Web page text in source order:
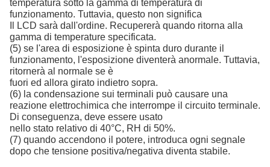
temperatura sotto la gamma di temperatura di
funzionamento. Tuttavia, questo non significa
Il LCD sarà dall'ordine. Recupererà quando ritorna alla
gamma di temperature specificata.
(5) se l'area di esposizione è spinta duro durante il
funzionamento, l'esposizione diventerà anormale. Tuttavia,
ritornerà al normale se è
fuori ed allora girato indietro sopra.
(6) la condensazione sui terminali può causare una
reazione elettrochimica che interrompe il circuito terminale.
Di conseguenza, deve essere usato
nello stato relativo di 40°C, RH di 50%.
(7) quando accendono il potere, introduca ogni segnale
dopo che tensione positiva/negativa diventa stabile.